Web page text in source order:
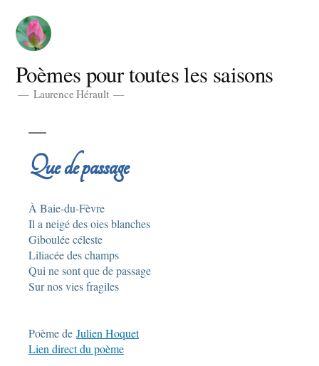
Aller
contenu
Poèmes pour toutes les saisons
Laurence Hérault
Que de passage
À Baie-du-Fèvre
Il a neigé des oies blanches
Giboulée céleste
Liliacée des champs
Qui ne sont que de passage
Sur nos vies fragiles
Poème de Julien Hoquet
Lien direct du poème